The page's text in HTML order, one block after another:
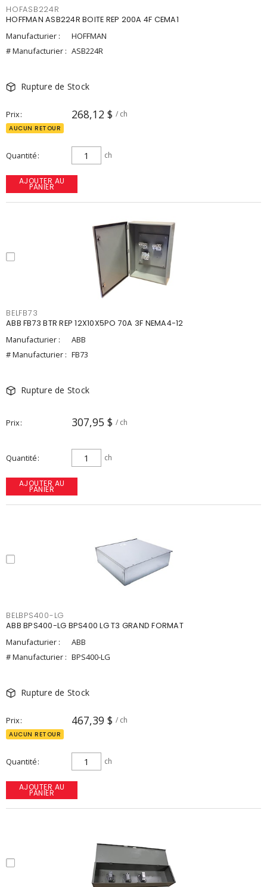
HOFASB224R
HOFFMAN ASB224R BOITE REP 200A 4F CEMA1
Manufacturier :
HOFFMAN
# Manufacturier : ASB224R
Rupture de Stock
Prix 268,12 $ / ch
AUCUN RETOUR
Quantité ch
AJOUTER AU
PANIER
BELFB73
ABB FB73 BTR REP 12X10X5PO 70A 3F NEMA4-12
Manufacturier :
ABB
# Manufacturier : FB73
Rupture de Stock
Prix 307,95 $ / ch
Quantité ch
AJOUTER AU
PANIER
BELBPS400-LG
ABB BPS400-LG BPS400 LG T3 GRAND FORMAT
Manufacturier :
ABB
# Manufacturier : BPS400-LG
Rupture de Stock
Prix 467,39 $ / ch
AUCUN RETOUR
Quantité ch
AJOUTER AU
PANIER